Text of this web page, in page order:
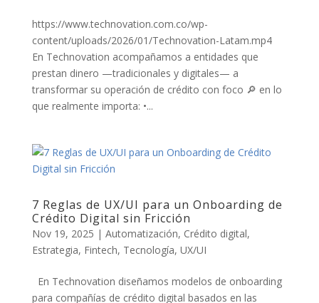
https://www.technovation.com.co/wp-
content/uploads/2026/01/Technovation-Latam.mp4
En Technovation acompañamos a entidades que
prestan dinero —tradicionales y digitales— a
transformar su operación de crédito con foco 🔎 en lo
que realmente importa: •...
7 Reglas de UX/UI para un Onboarding de
Crédito Digital sin Fricción
Nov 19, 2025 | Automatización, Crédito digital,
Estrategia, Fintech, Tecnología, UX/UI
En Technovation diseñamos modelos de onboarding
para compañías de crédito digital basados en las